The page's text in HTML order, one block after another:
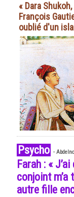
« Dara
François
oublié d'un
Psycho -
Farah : «
conjoint m’a
autre fille